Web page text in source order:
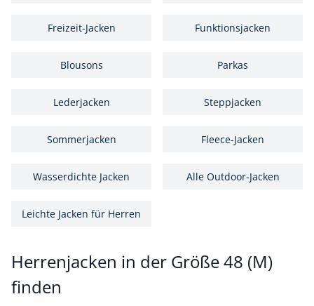
Freizeit-Jacken Funktionsjacken
Blousons Parkas
Lederjacken Steppjacken
Sommerjacken Fleece-Jacken
Wasserdichte Jacken Alle Outdoor-Jacken
Leichte Jacken für Herren
Herrenjacken in der Größe 48 (M)
finden